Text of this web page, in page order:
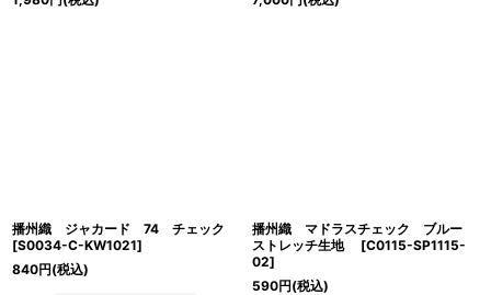
播州織 ジャカード 74 チェック
[S0034-C-KW1021]
840円(税込)
播州織 マドラスチェック ブルー
ストレッチ生地
[C0115-SP1115-
02]
590円(税込)